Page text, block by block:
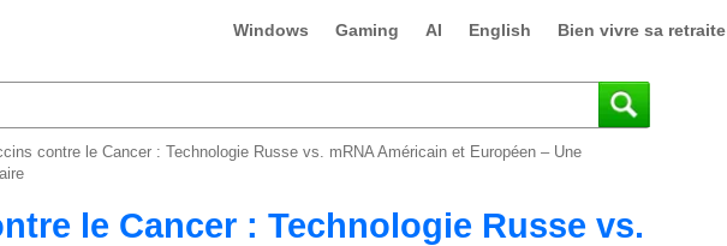
Windows Gaming AI English Bien vivre sa retraite
contre le Cancer : Technologie Russe vs. mRNA Américain et Européen – Une
le Cancer : Technologie Russe vs.